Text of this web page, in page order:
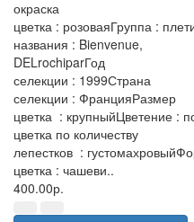
окраска
цветка : розоваяГруппа :
названия : Bienvenue,
DELrochiparГод
селекции : 1999Страна
селекции : ФранцияРазмер
цветка : крупныйЦветение :
цветка по количеству
лепестков :
цветка : чашеви..
400.00р.